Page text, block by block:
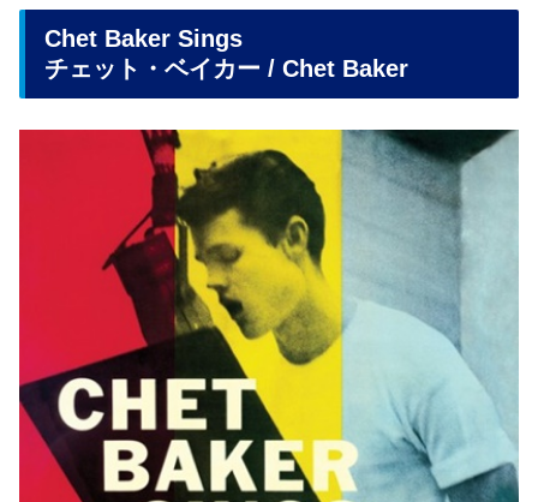
Chet Baker Sings
チェット・ベイカー / Chet Baker